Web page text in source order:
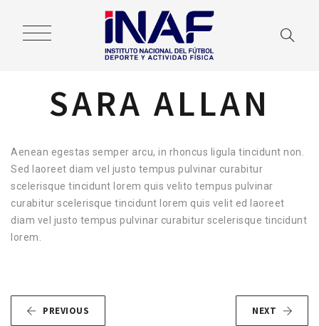
SARA ALLAN
Aenean egestas semper arcu, in rhoncus ligula tincidunt non.
Sed laoreet diam vel justo tempus pulvinar curabitur
scelerisque tincidunt lorem quis velito tempus pulvinar
curabitur scelerisque tincidunt lorem quis velit ed laoreet
diam vel justo tempus pulvinar curabitur scelerisque tincidunt
lorem.
PREVIOUS NEXT